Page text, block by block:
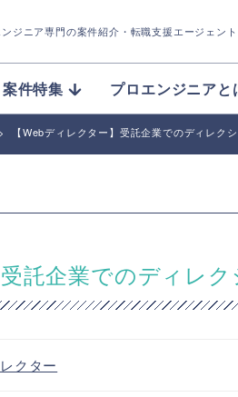
ジニア専門の案件紹介 ・転職支援エージェン
案件特集 プロエンジニアと
> 【Webディレクター】受託企業でのディレク
託企業でのディレ
クター